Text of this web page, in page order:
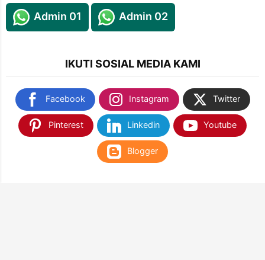
Admin 01 Admin 02
IKUTI SOSIAL MEDIA KAMI
Facebook Instagram Twitter
Pinterest Linkedin Youtube
Blogger